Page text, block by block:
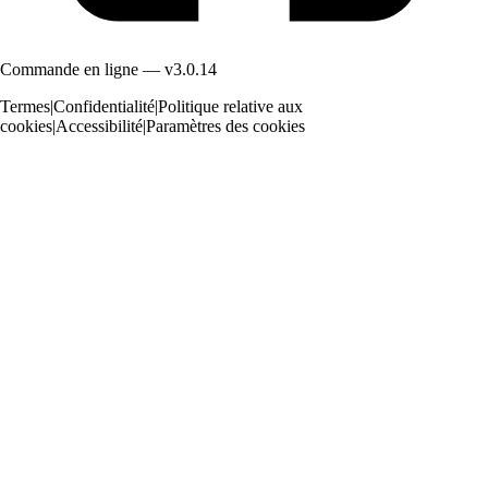
Commande en ligne — v3.0.14
Termes|Confidentialité|Politique relative aux
cookies|Accessibilité|Paramètres des cookies